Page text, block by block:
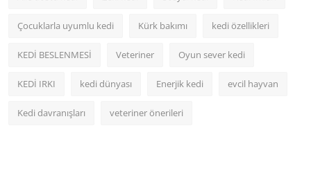
Çocuklarla uyumlu kedi Kürk bakımı kedi özellikleri
KEDİ BESLENMESİ Veteriner Oyun sever kedi
KEDİ IRKI kedi dünyası Enerjik kedi evcil hayvan
Kedi davranışları veteriner önerileri